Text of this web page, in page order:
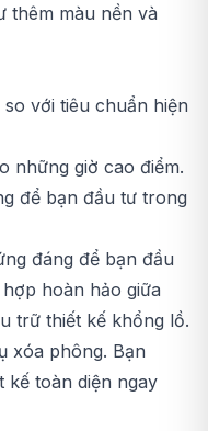
thêm màu nền và
với tiêu chuẩn hiện
những giờ cao điểm.
để bạn đầu tư trong
đáng để bạn đầu
hoàn hảo giữa
trữ thiết kế khổng lồ.
xóa phông. Bạn
kế toàn diện ngay